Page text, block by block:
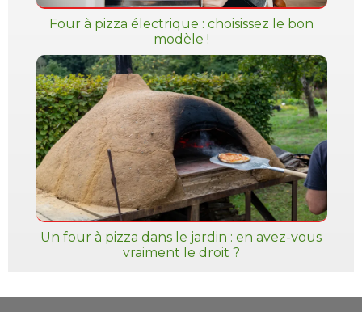
Four à pizza électrique : choisissez le bon
modèle !
Un four à pizza dans le jardin : en avez-vous
vraiment le droit ?